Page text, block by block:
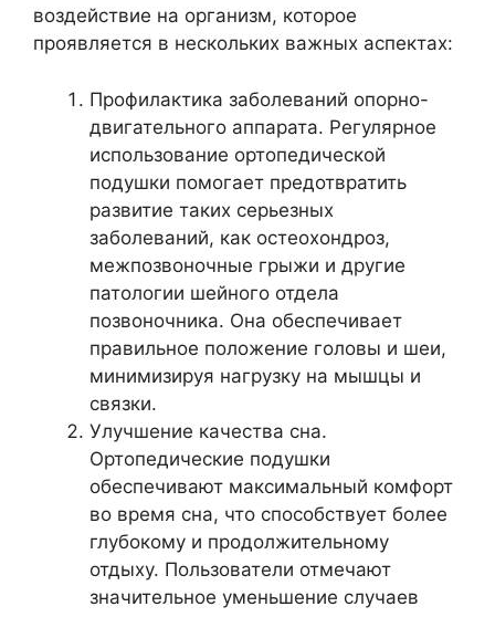
воздействие на организм, которое
проявляется в нескольких важных аспектах:
Профилактика заболеваний опорно-
двигательного аппарата. Регулярное
использование ортопедической
подушки помогает предотвратить
развитие таких серьезных
заболеваний, как остеохондроз,
межпозвоночные грыжи и другие
патологии шейного отдела
позвоночника. Она обеспечивает
правильное положение головы и шеи,
минимизируя нагрузку на мышцы и
связки.
Улучшение качества сна.
Ортопедические подушки
обеспечивают максимальный комфорт
во время сна, что способствует более
глубокому и продолжительному
отдыху. Пользователи отмечают
значительное уменьшение случаев